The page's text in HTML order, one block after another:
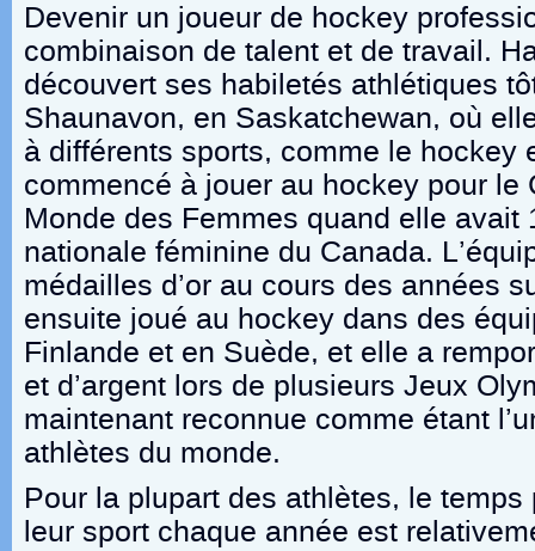
Devenir un joueur de hockey
combinaison de talent et de travail.
découvert ses habiletés athlétiques
Shaunavon, en Saskatchewan, où
à différents sports, comme le hockey
commencé à jouer au hockey pour le
Monde des Femmes quand elle avait
nationale féminine du Canada.
médailles d’or au cours des années
ensuite joué au hockey dans des
Finlande et en Suède, et elle a
et d’argent lors de plusieurs Jeux
maintenant reconnue comme étant
athlètes du monde.
Pour la plupart des athlètes, le temps
leur sport chaque année est